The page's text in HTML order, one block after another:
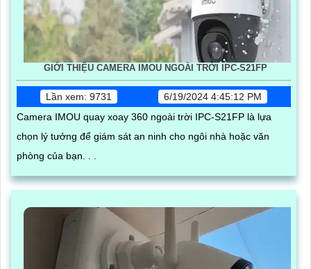
GIỚI THIỆU CAMERA IMOU NGOÀI TRỜI IPC-S21FP
Lần xem: 9731
6/19/2024 4:45:12 PM
Camera IMOU quay xoay 360 ngoài trời IPC-S21FP là lựa
chọn lý tưởng để giám sát an ninh cho ngôi nhà hoặc văn
phòng của bạn. . .